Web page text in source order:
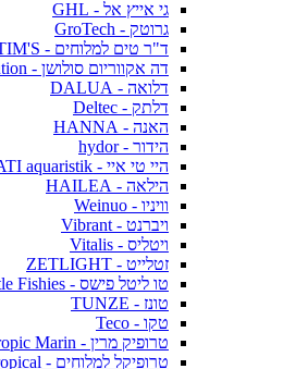
גי אייץ אל - GHL
גרוטק - GroTech
ד"ר טים למלוחים - DR. TIM'S
דה אקווריום סולושן - The Aquarium Solution
דלואה - DALUA
דלתק - Deltec
האנה - HANNA
הידור - hydor
היי טי איי - ATI aquaristik
הילאה - HAILEA
וויניו - Weinuo
ויברנט - Vibrant
ויטליס - Vitalis
זטלייט - ZETLIGHT
טו ליטל פישס - Two Little Fishies
טונז - TUNZE
טקו - Teco
טרופיק מרין - Tropic Marin
טרופיקל למלוחים - Tropical